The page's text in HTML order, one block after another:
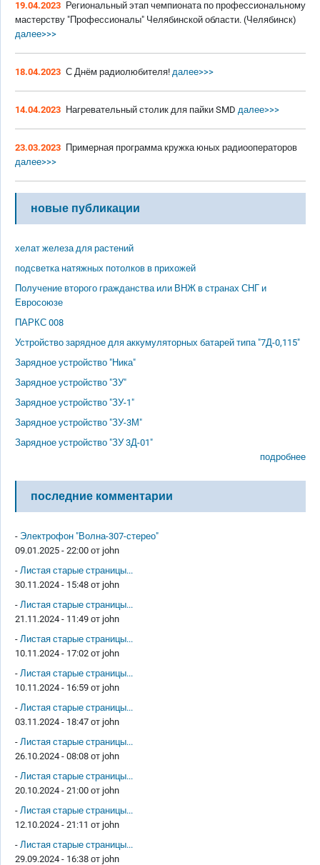
19.04.2023 Региональный этап чемпионата по профессиональному
мастерству "Профессионалы" Челябинской области. (Челябинск)
далее>>>
18.04.2023 С Днём радиолюбителя! далее>>>
14.04.2023 Нагревательный столик для пайки SMD далее>>>
23.03.2023 Примерная программа кружка юных радиооператоров
далее>>>
новые публикации
хелат железа для растений
подсветка натяжных потолков в прихожей
Получение второго гражданства или ВНЖ в странах СНГ и
Евросоюзе
ПАРКС 008
Устройство зарядное для аккумуляторных батарей типа "7Д-0,115"
Зарядное устройство "Ника"
Зарядное устройство "ЗУ"
Зарядное устройство "ЗУ-1"
Зарядное устройство "ЗУ-3М"
Зарядное устройство "ЗУ 3Д-01"
подробнее
последние комментарии
- Электрофон "Волна-307-стерео"
09.01.2025 - 22:00 от john
- Листая старые страницы...
30.11.2024 - 15:48 от john
- Листая старые страницы...
21.11.2024 - 11:49 от john
- Листая старые страницы...
10.11.2024 - 17:02 от john
- Листая старые страницы...
10.11.2024 - 16:59 от john
- Листая старые страницы...
03.11.2024 - 18:47 от john
- Листая старые страницы...
26.10.2024 - 08:08 от john
- Листая старые страницы...
20.10.2024 - 21:00 от john
- Листая старые страницы...
12.10.2024 - 21:11 от john
- Листая старые страницы...
29.09.2024 - 16:38 от john